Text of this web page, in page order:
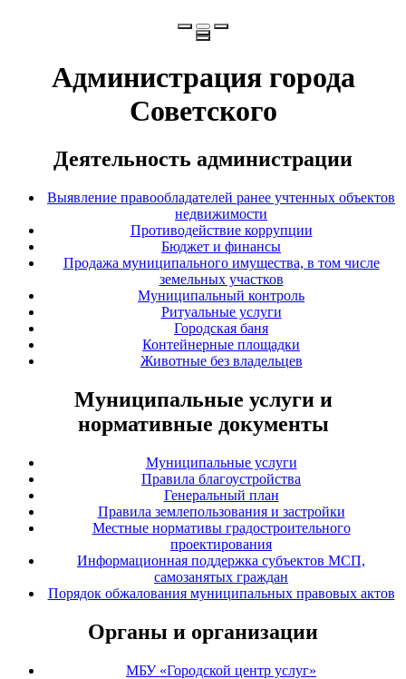
Администрация города
Советского
Деятельность администрации
Выявление правообладателей ранее учтенных объектов
недвижимости
Противодействие коррупции
Бюджет и финансы
Продажа муниципального имущества, в том числе
земельных участков
Муниципальный контроль
Ритуальные услуги
Городская баня
Контейнерные площадки
Животные без владельцев
Муниципальные услуги и
нормативные документы
Муниципальные услуги
Правила благоустройства
Генеральный план
Правила землепользования и застройки
Местные нормативы градостроительного
проектирования
Информационная поддержка субъектов МСП,
самозанятых граждан
Порядок обжалования муниципальных правовых актов
Органы и организации
МБУ «Городской центр услуг»